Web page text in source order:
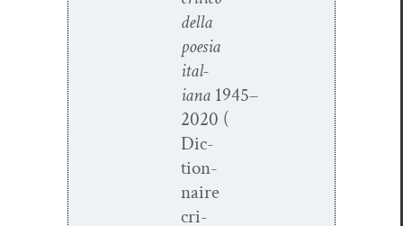
del­la
poe­sia
ital­
iana 1945–
2020 (
Dic­
tio­n­
naire
cri­